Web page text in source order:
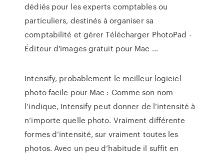
dédiés pour les experts comptables ou
particuliers, destinés à organiser sa
comptabilité et gérer Télécharger PhotoPad -
Éditeur d'images gratuit pour Mac ...
Intensify, probablement le meilleur logiciel
photo facile pour Mac : Comme son nom
l’indique, Intensify peut donner de l’intensité à
n’importe quelle photo. Vraiment différente
formes d’intensité, sur vraiment toutes les
photos. Avec un peu d’habitude il suffit en